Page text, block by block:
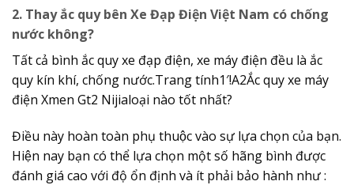
2. Thay ắc quy bên Xe Đạp Điện Việt Nam có chống
nước không?
Tất cả bình ắc quy xe đạp điện, xe máy điện đều là ắc
quy kín khí, chống nước.Trang tính1′!A2Ắc quy xe máy
điện Xmen Gt2 Nijialoại nào tốt nhất?
Điều này hoàn toàn phụ thuộc vào sự lựa chọn của bạn.
Hiện nay bạn có thể lựa chọn một số hãng bình được
đánh giá cao với độ ổn định và ít phải bảo hành như :